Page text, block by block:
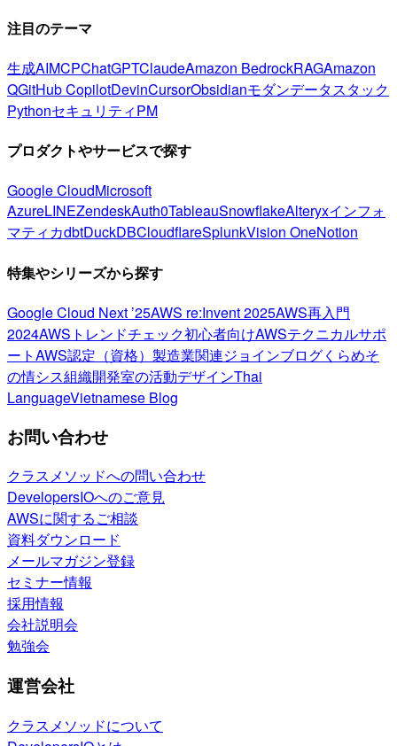
注目のテーマ
生成AIMCPChatGPTClaudeAmazon BedrockRAGAmazon
QGitHub CopilotDevinCursorObsidianモダンデータスタック
PythonセキュリティPM
プロダクトやサービスで探す
Google CloudMicrosoft
AzureLINEZendeskAuth0TableauSnowflakeAlteryxインフォ
マティカdbtDuckDBCloudflareSplunkVision OneNotion
特集やシリーズから探す
Google Cloud Next ’25AWS re:Invent 2025AWS再入門
2024AWSトレンドチェック初心者向けAWSテクニカルサポ
ートAWS認定（資格） 製造業関連ジョインブログくらめそ
の情シス組織開発室の活動デザインThai
LanguageVietnamese Blog
お問い合わせ
クラスメソッドへの問い合わせ
DevelopersIOへのご意見
AWSに関するご相談
資料ダウンロード
メールマガジン登録
セミナー情報
採用情報
会社説明会
勉強会
運営会社
クラスメソッドについて